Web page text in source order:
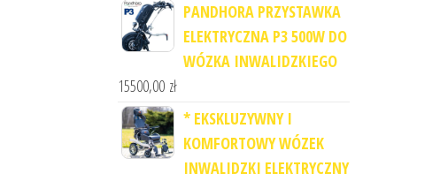
PANDHORA PRZYSTAWKA
ELEKTRYCZNA P3 500W DO
WÓZKA INWALIDZKIEGO
15500,00 zł
* EKSKLUZYWNY I
KOMFORTOWY WÓZEK
INWALIDZKI ELEKTRYCZNY